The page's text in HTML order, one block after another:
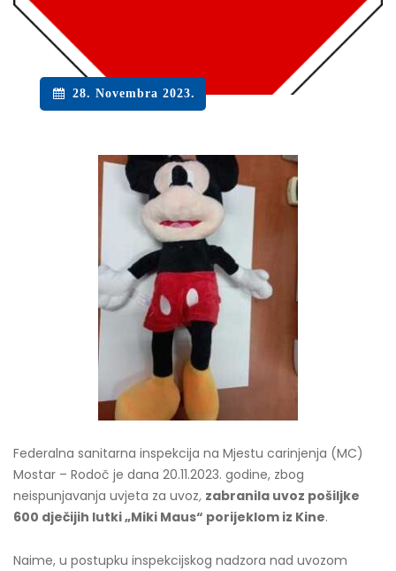
28. Novembra 2023.
Federalna sanitarna inspekcija na Mjestu carinjenja (MC)
Mostar – Rodoč je dana 20.11.2023. godine, zbog
neispunjavanja uvjeta za uvoz, zabranila uvoz pošiljke
600 dječijih lutki „Miki Maus“ porijeklom iz Kine.
Naime, u postupku inspekcijskog nadzora nad uvozom